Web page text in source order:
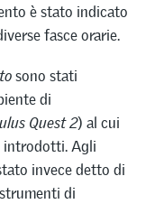
è stato indicato
fasce orarie.
sono stati
di
Quest 2) al cui
introdotti. Agli
invece detto di
di